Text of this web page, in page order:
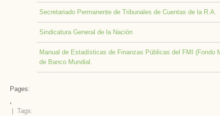
Secretariado Permanente de Tribunales de Cuentas de la R.A.
Sindicatura General de la Nación
Manual de Estadísticas de Finanzas Públicas del FMI (Fondo
de Banco Mundial.
Pages:
,
| Tags: